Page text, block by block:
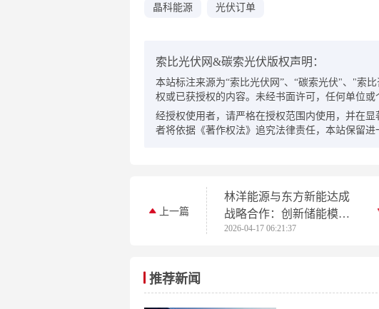
晶科能源 光伏订单
索比光伏网&碳索光伏版权声明：
本站标注来源为“索比光伏网”、“碳索光伏"、"索
权或已获授权的内容。未经书面许可，任何单位或
经授权使用者，请严格在授权范围内使用，并在
者将依据《著作权法》追究法律责任，本站保留进
上一篇
林洋能源与东方新能达成
战略合作：创新储能模
式，深耕“风光储”协同
2026-04-17 06:21:37
推荐新闻